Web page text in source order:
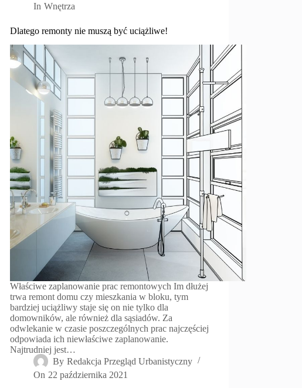
In Wnętrza
Dlatego remonty nie muszą być uciążliwe!
Właściwe zaplanowanie prac remontowych Im dłużej
trwa remont domu czy mieszkania w bloku, tym
bardziej uciążliwy staje się on nie tylko dla
domowników, ale również dla sąsiadów. Za
odwlekanie w czasie poszczególnych prac najczęściej
odpowiada ich niewłaściwe zaplanowanie.
Najtrudniej jest…
By Redakcja Przegląd Urbanistyczny
On 22 października 2021